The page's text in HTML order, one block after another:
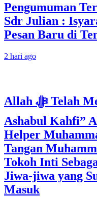
Pengumuman
Sdr Julian :
Pesan Baru di
2 hari ago
Allah ﷻ Telah Menyiapkan “Gua
Ashabul Kahfi”
Helper
Tangan
Tokoh Inti
Jiwa-jiwa yang
Masuk